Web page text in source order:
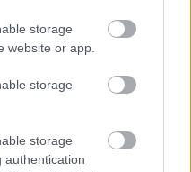
storage
website or app.
storage
storage
authentication